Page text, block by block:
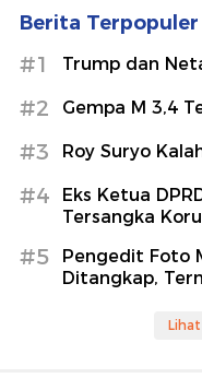
Berita Terpopuler
#1 Trump dan
#2 Gempa M 3,4
#3 Roy Suryo
#4
Eks Ketua
Tersangka
#5
Pengedit Foto
Ditangkap,